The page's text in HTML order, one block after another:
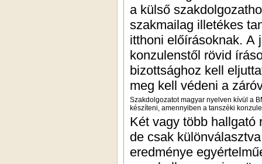
a külső
szakmailag illetékes
itthoni előírásoknak. A
konzulenstől rövid
bizottsághoz kell
meg kell védeni a
Szakdolgozatot magyar nyelven kívül a
készíteni, amennyiben a tanszéki
Két vagy több hallgató
de csak
eredménye